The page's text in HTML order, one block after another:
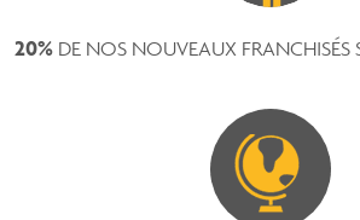
20%DE NOS NOUVEAUX FRANCHISÉS